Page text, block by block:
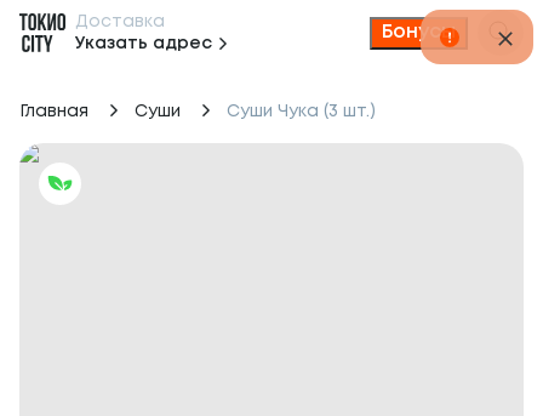
Доставка
Указать адрес
Бонусы
Главная Суши Суши Чука (3 шт.)